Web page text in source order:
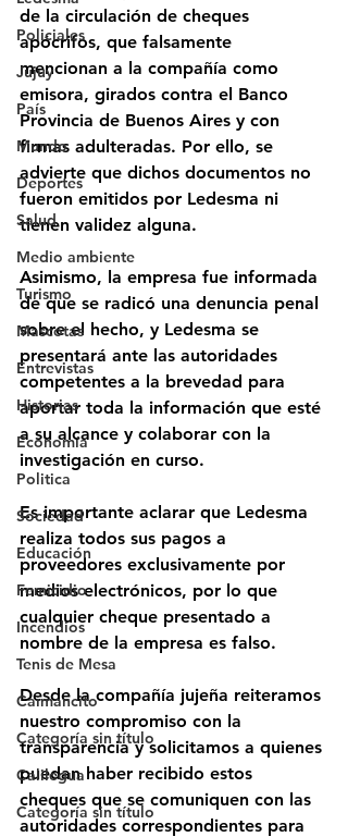
Policiales
Jujuy
País
Mundo
Deportes
Salud
Medio ambiente
Turismo
Mascotas
Entrevistas
Historias
Economía
Politica
Sociedad
Educación
Femicidio
Incendios
Tenis de Mesa
Caimancito
Categoría sin título
Calilegua
Categoría sin título
de la circulación de cheques
apócrifos, que falsamente
mencionan a la compañía como
emisora, girados contra el Banco
Provincia de Buenos Aires y con
firmas adulteradas. Por ello, se
advierte que dichos documentos no
fueron emitidos por Ledesma ni
tienen validez alguna.
Asimismo, la empresa fue informada
de que se radicó una denuncia penal
sobre el hecho, y Ledesma se
presentará ante las autoridades
competentes a la brevedad para
aportar toda la información que esté
a su alcance y colaborar con la
investigación en curso.
Es importante aclarar que Ledesma
realiza todos sus pagos a
proveedores exclusivamente por
medios electrónicos, por lo que
cualquier cheque presentado a
nombre de la empresa es falso.
Desde la compañía jujeña reiteramos
nuestro compromiso con la
transparencia y solicitamos a quienes
puedan haber recibido estos
cheques que se comuniquen con las
autoridades correspondientes para